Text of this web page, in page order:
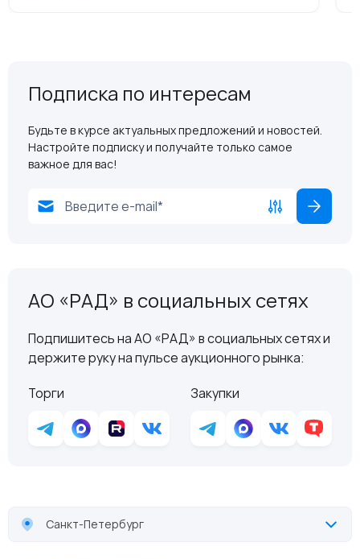
Подписка по интересам
Будьте в курсе актуальных предложений и новостей.
Настройте подписку и получайте только самое
важное для вас!
АО «РАД» в социальных сетях
Подпишитесь на АО «РАД» в социальных сетях и
держите руку на пульсе аукционного рынка:
Торги
Закупки
Санкт-Петербург